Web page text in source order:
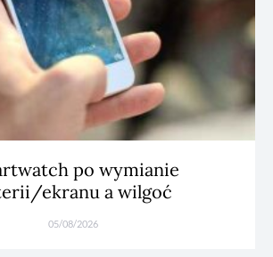
po wymianie
ekranu a wilgoć
05/08/2026